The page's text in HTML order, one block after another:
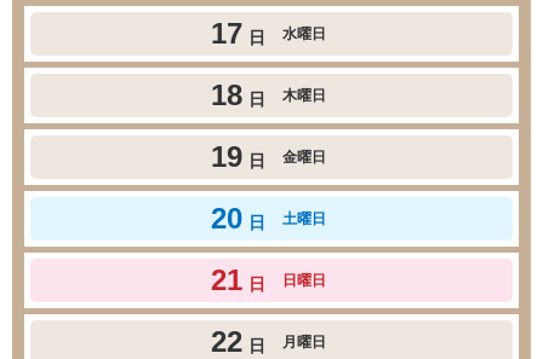
17 日 水曜日
18 日 木曜日
19 日 金曜日
20 日 土曜日
21 日 日曜日
22 日 月曜日